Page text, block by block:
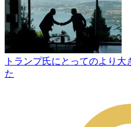
トランプ氏にとってのより
た